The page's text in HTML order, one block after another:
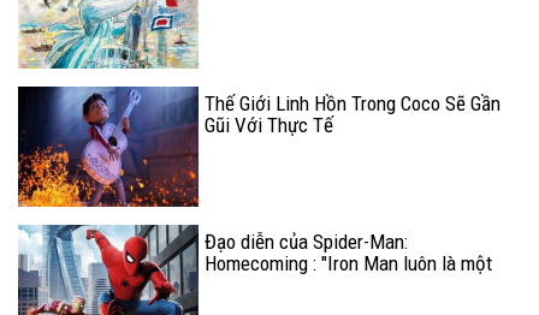
Thế Giới Linh Hồn Trong Coco Sẽ Gần
Gũi Với Thực Tế
Đạo diễn của Spider-Man:
Homecoming : "Iron Man luôn là một